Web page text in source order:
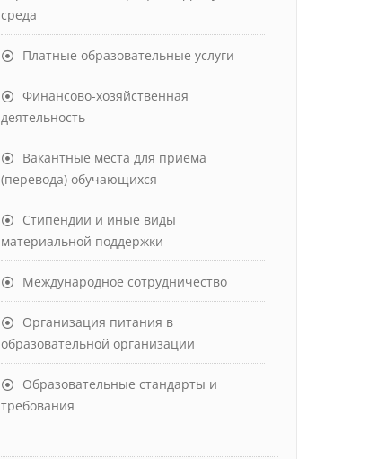
среда
Платные образовательные услуги
Финансово-хозяйственная
деятельность
Вакантные места для приема
(перевода) обучающихся
Стипендии и иные виды
материальной поддержки
Международное сотрудничество
Организация питания в
образовательной организации
Образовательные стандарты и
требования